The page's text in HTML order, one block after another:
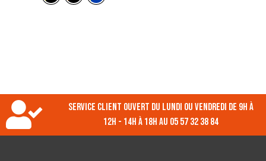
Service client ouvert du lundi ou vendredi de 9h à
12h - 14h à 18h au 05 57 32 38 84